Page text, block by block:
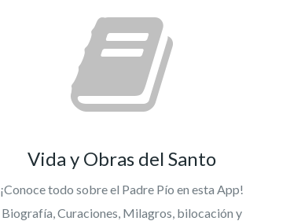
Vida y Obras del Santo
¡Conoce todo sobre el Padre Pío en esta App!
Biografía, Curaciones, Milagros, bilocación y